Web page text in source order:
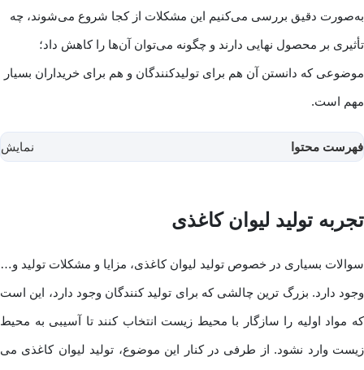
به‌صورت دقیق بررسی می‌کنیم این مشکلات از کجا شروع می‌شوند، چه
تأثیری بر محصول نهایی دارند و چگونه می‌توان آن‌ها را کاهش داد؛
موضوعی که دانستن آن هم برای تولیدکنندگان و هم برای خریداران بسیار
مهم است.
فهرست محتوا نمایش
تجربه تولید لیوان کاغذی
سوالات بسیاری در خصوص تولید لیوان کاغذی، مزایا و مشکلات تولید و…
وجود دارد. بزرگ ترین چالشی که برای تولید کنندگان وجود دارد، این است
که مواد اولیه را سازگار با محیط زیست انتخاب کنند تا آسیبی به محیط
زیست وارد نشود. از طرفی در کنار این موضوع، تولید لیوان کاغذی می